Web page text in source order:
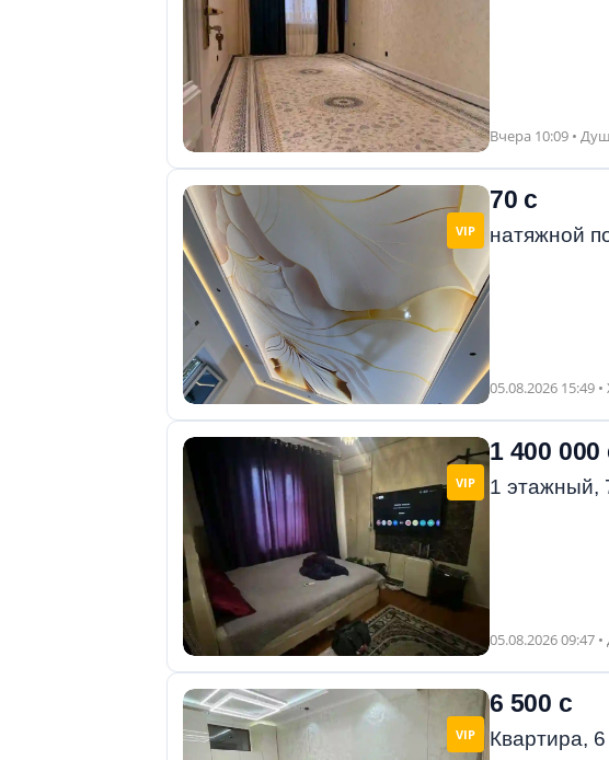
Вчера 10:09 •
VIP
70 с
натяжной
05.08.2026 15:49
VIP
1 400 000
1 этажный,
05.08.2026 09:47
VIP
6 500 с
Квартира,